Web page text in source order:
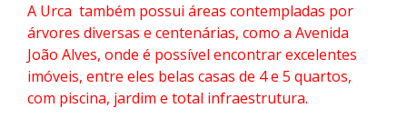
A Urca também possui áreas contempladas por
árvores diversas e centenárias, como a Avenida
João Alves, onde é possível encontrar excelentes
imóveis, entre eles belas casas de 4 e 5 quartos,
com piscina, jardim e total infraestrutura.